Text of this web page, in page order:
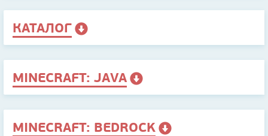
КАТАЛОГ
MINECRAFT: JAVA
MINECRAFT: BEDROCK